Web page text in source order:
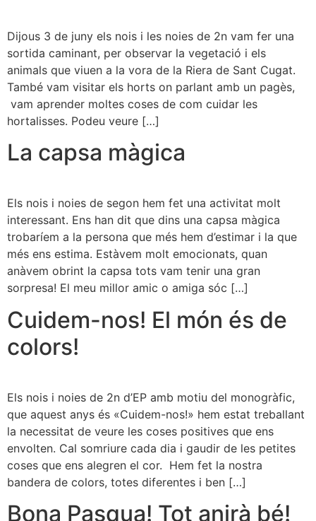
Dijous 3 de juny els nois i les noies de 2n vam fer una
sortida caminant, per observar la vegetació i els
animals que viuen a la vora de la Riera de Sant Cugat.
També vam visitar els horts on parlant amb un pagès,
vam aprender moltes coses de com cuidar les
hortalisses. Podeu veure […]
La capsa màgica
Els nois i noies de segon hem fet una activitat molt
interessant. Ens han dit que dins una capsa màgica
trobaríem a la persona que més hem d’estimar i la que
més ens estima. Estàvem molt emocionats, quan
anàvem obrint la capsa tots vam tenir una gran
sorpresa! El meu millor amic o amiga sóc […]
Cuidem-nos! El món és de
colors!
Els nois i noies de 2n d’EP amb motiu del monogràfic,
que aquest anys és «Cuidem-nos!» hem estat treballant
la necessitat de veure les coses positives que ens
envolten. Cal somriure cada dia i gaudir de les petites
coses que ens alegren el cor. Hem fet la nostra
bandera de colors, totes diferentes i ben […]
Bona Pasqua! Tot anirà bé!